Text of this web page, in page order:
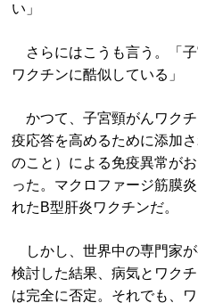
い」
さらにはこうも言う。「
ワクチンに酷似している」
かつて、子宮頸がんワク
疫応答を高めるために添加
のこと）による免疫異常が
った。マクロファージ筋膜
れたB型肝炎ワクチンだ。
しかし、世界中の専門家
検討した結果、病気とワク
は完全に否定。それでも、